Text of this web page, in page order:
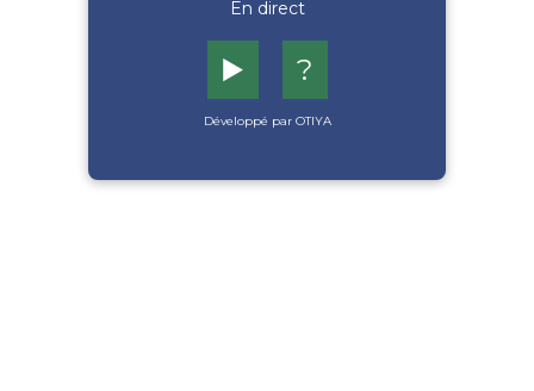
En direct
▶️ ?
Développé par OTIYA